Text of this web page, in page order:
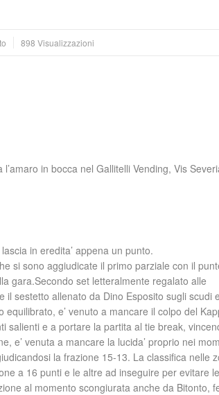
898 Visualizzazioni
l’amaro in bocca nel Gallitelli Vending, Vis
in eredita’ appena un punto.
si sono aggiudicate il primo parziale con il
gara.Secondo set letteralmente regalato alle
sestetto allenato da Dino Esposito sugli scudi e
e’ venuto a mancare il colpo del
salienti e a portare la partita al tie break,
e’ venuta a mancare la lucida’ proprio nei
la frazione 15-13. La classifica nelle
a 16 punti e le altre ad inseguire per evitare le
al momento scongiurata anche da Bitonto,